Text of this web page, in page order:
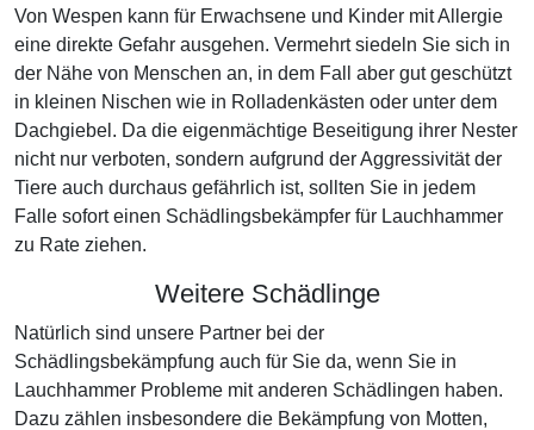
Von Wespen kann für Erwachsene und Kinder mit Allergie
eine direkte Gefahr ausgehen. Vermehrt siedeln Sie sich in
der Nähe von Menschen an, in dem Fall aber gut geschützt
in kleinen Nischen wie in Rolladenkästen oder unter dem
Dachgiebel. Da die eigenmächtige Beseitigung ihrer Nester
nicht nur verboten, sondern aufgrund der Aggressivität der
Tiere auch durchaus gefährlich ist, sollten Sie in jedem
Falle sofort einen Schädlingsbekämpfer für Lauchhammer
zu Rate ziehen.
Weitere Schädlinge
Natürlich sind unsere Partner bei der
Schädlingsbekämpfung auch für Sie da, wenn Sie in
Lauchhammer Probleme mit anderen Schädlingen haben.
Dazu zählen insbesondere die Bekämpfung von Motten,